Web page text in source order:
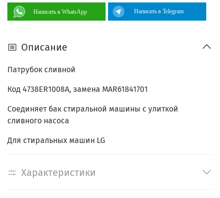
Написать в WhatsApp Написать в Telegram
Описание
Патрубок сливной
Код 4738ER1008A, замена MAR61841701
Соединяет бак стиральной машины с улиткой
сливного насоса
Для стиральных машин LG
Характеристики